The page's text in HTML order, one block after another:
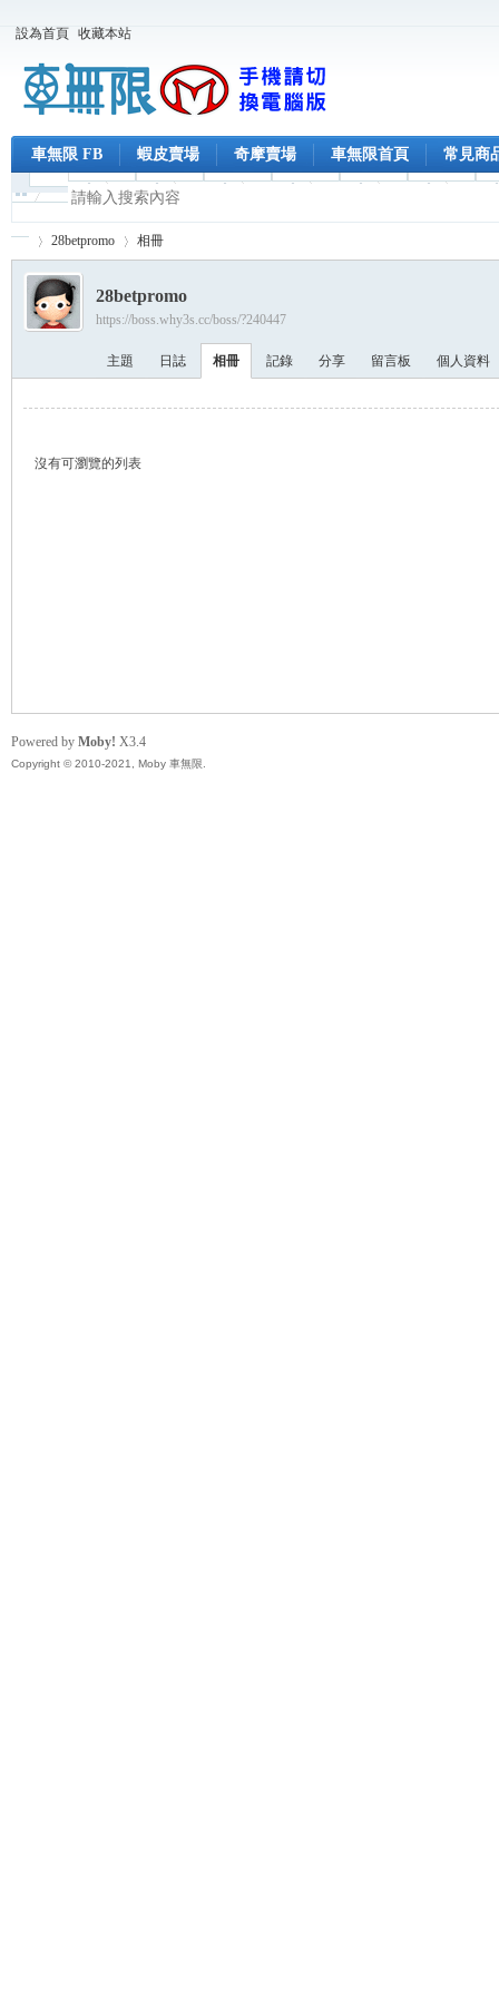
設為首頁 收藏本站
車無限 FB 蝦皮賣場 奇摩賣場 車無限首頁 常見商
›
28betpromo 相冊
28betpromo
https://boss.why3s.cc/boss/?240447
主題 日誌 相冊 記錄 分享 留言板 個人資料
沒有可瀏覽的列表
Powered by Moby! X3.4
Copyright © 2010-2021, Moby 車無限.